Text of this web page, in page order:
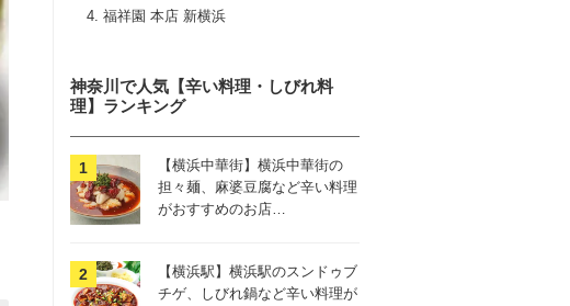
福祥園 本店 新横浜
神奈川で人気【辛い料理・しびれ料
理】ランキング
【横浜中華街】横浜中華街の
担々麺、麻婆豆腐など辛い料理
がおすすめのお店…
【横浜駅】横浜駅のスンドゥブ
チゲ、しびれ鍋など辛い料理が